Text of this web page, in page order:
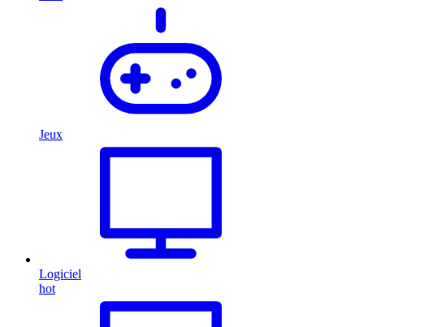
Jeux
Logiciel
hot